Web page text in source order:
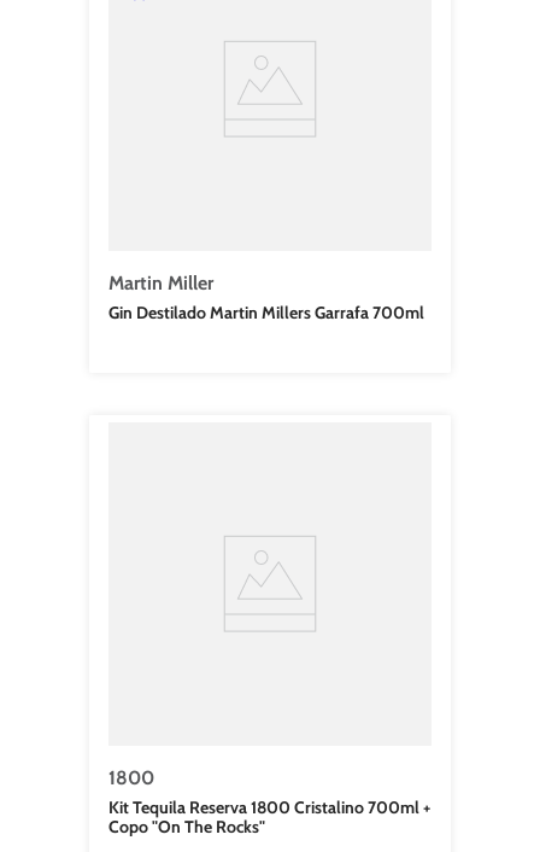
Martin Miller
Gin Destilado Martin Millers Garrafa 700ml
1800
Kit Tequila Reserva 1800 Cristalino 700ml +
Copo "On The Rocks"